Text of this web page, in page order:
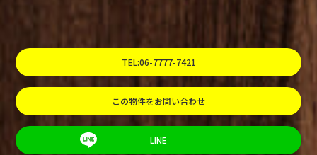
TEL:06-7777-7421
この物件をお問い合わせ
LINE